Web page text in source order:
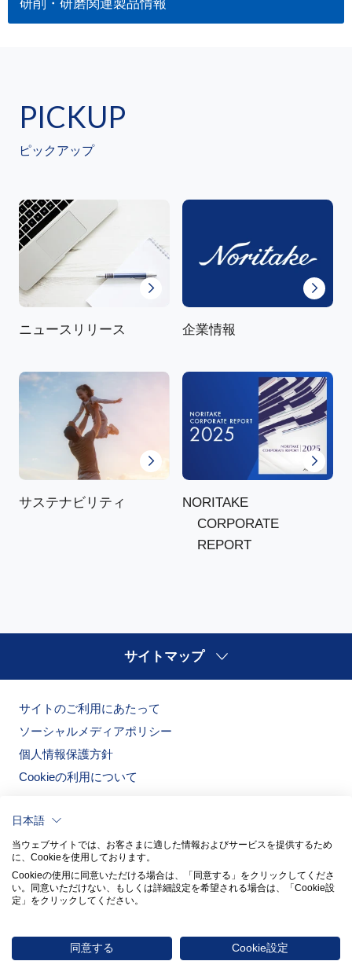
研削・研磨関連製品情報
PICKUP
ピックアップ
ニュースリリース 企業情報
サステナビリティ
NORITAKE
CORPORATE
REPORT
サイトマップ
サイトのご利用にあたって
ソーシャルメディアポリシー
個人情報保護方針
Cookieの利用について
日本語
当ウェブサイトでは、お客さまに適した情報およびサービスを提供するため
に、Cookieを使用しております。
Cookieの使用に同意いただける場合は、「同意する」をクリックしてくださ
い。​同意いただけない、もしくは詳細設定を希望される場合は、「Cookie設
定」をクリックしてください。​
同意する Cookie設定